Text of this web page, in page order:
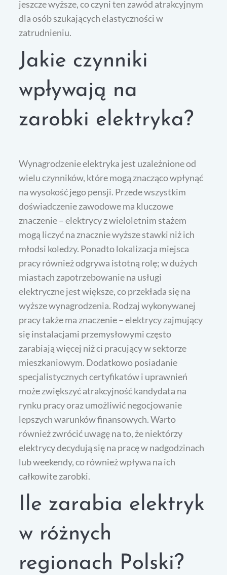
jeszcze wyższe, co czyni ten zawód atrakcyjnym
dla osób szukających elastyczności w
zatrudnieniu.
Jakie czynniki
wpływają na
zarobki elektryka?
Wynagrodzenie elektryka jest uzależnione od
wielu czynników, które mogą znacząco wpłynąć
na wysokość jego pensji. Przede wszystkim
doświadczenie zawodowe ma kluczowe
znaczenie – elektrycy z wieloletnim stażem
mogą liczyć na znacznie wyższe stawki niż ich
młodsi koledzy. Ponadto lokalizacja miejsca
pracy również odgrywa istotną rolę; w dużych
miastach zapotrzebowanie na usługi
elektryczne jest większe, co przekłada się na
wyższe wynagrodzenia. Rodzaj wykonywanej
pracy także ma znaczenie – elektrycy zajmujący
się instalacjami przemysłowymi często
zarabiają więcej niż ci pracujący w sektorze
mieszkaniowym. Dodatkowo posiadanie
specjalistycznych certyfikatów i uprawnień
może zwiększyć atrakcyjność kandydata na
rynku pracy oraz umożliwić negocjowanie
lepszych warunków finansowych. Warto
również zwrócić uwagę na to, że niektórzy
elektrycy decydują się na pracę w nadgodzinach
lub weekendy, co również wpływa na ich
całkowite zarobki.
Ile zarabia elektryk
w różnych
regionach Polski?